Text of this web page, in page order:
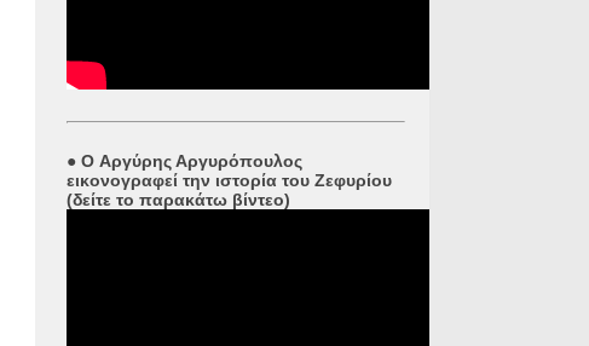
● O Αργύρης Αργυρόπουλος
εικονογραφεί την ιστορία του Ζεφυρίου
(δείτε το παρακάτω βίντεο)